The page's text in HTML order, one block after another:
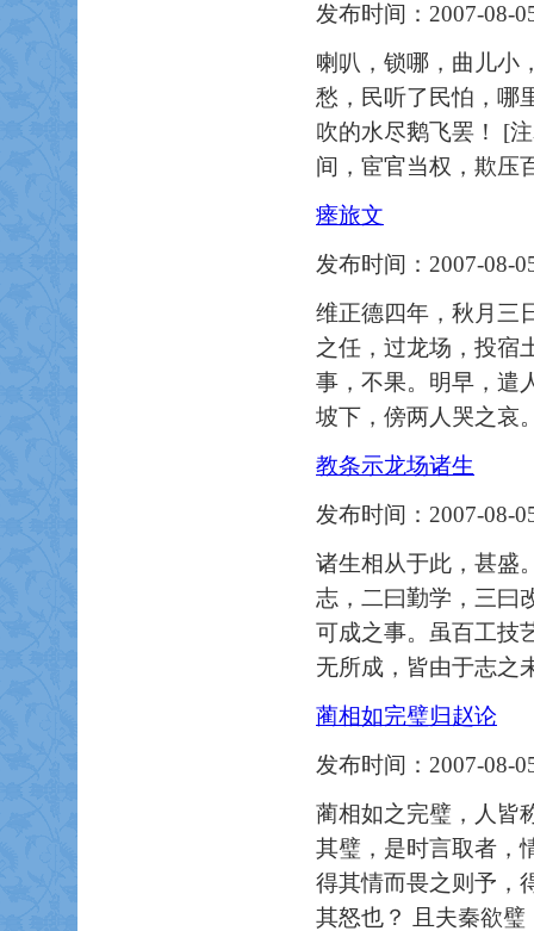
发布时间：2007-08-
喇叭，锁哪，曲儿小
愁，民听了民怕，哪
吹的水尽鹅飞罢！ [
间，宦官当权，欺压
瘗旅文
发布时间：2007-08-
维正德四年，秋月三
之任，过龙场，投宿
事，不果。明早，遣
坡下，傍两人哭之哀
教条示龙场诸生
发布时间：2007-08-
诸生相从于此，甚盛
志，二曰勤学，三曰
可成之事。虽百工技
无所成，皆由于志之
蔺相如完璧归赵论
发布时间：2007-08-
蔺相如之完璧，人皆
其璧，是时言取者，
得其情而畏之则予，
其怒也？ 且夫秦欲